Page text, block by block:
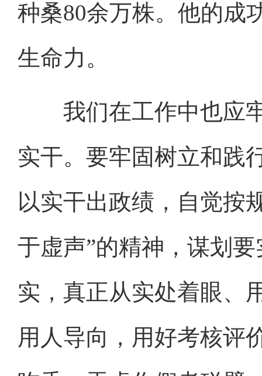
种桑80余万株。他的成
生命力。
我们在工作中也应牢
实干。要牢固树立和践
以实干出政绩，自觉按
于虚声”的精神，谋划
实，真正从实处着眼、
用人导向，用好考核评